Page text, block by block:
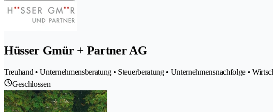
Hüsser Gmür + Partner AG
Treuhand • Unternehmensberatung • Steuerberatung • Unternehmensnachfolge •
Geschlossen